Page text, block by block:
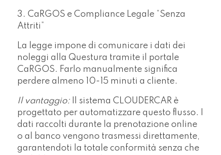
3. CaRGOS e Compliance Legale “Senza
Attriti”
La legge impone di comunicare i dati dei
noleggi alla Questura tramite il portale
CaRGOS. Farlo manualmente significa
perdere almeno 10-15 minuti a cliente.
Il vantaggio:
Il sistema CLOUDERCAR è
progettato per automatizzare questo flusso. I
dati raccolti durante la prenotazione online
o al banco vengono trasmessi direttamente,
garantendoti la totale conformità senza che